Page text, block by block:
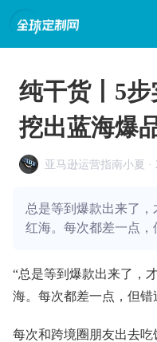
纯干货丨5
挖出蓝海爆
亚马逊运营指南小夏 ·
总是等到爆款出来了
红海。每次都差一点，
“总是等到爆款出来了，
海。每次都差一点，但错
每次和跨境圈朋友出去